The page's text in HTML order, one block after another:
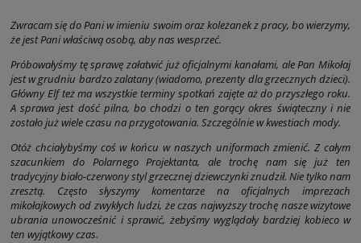
Zwracam się do Pani w imieniu swoim oraz koleżanek z pracy, bo wierzymy,
że jest Pani właściwą osobą, aby nas wesprzeć.
Próbowałyśmy tę sprawę załatwić już oficjalnymi kanałami, ale Pan Mikołaj
jest w grudniu bardzo zalatany (wiadomo, prezenty dla grzecznych dzieci).
Główny Elf też ma wszystkie terminy spotkań zajęte aż do przyszłego roku.
A sprawa jest dość pilna, bo chodzi o ten gorący okres świąteczny i nie
zostało już wiele czasu na przygotowania. Szczególnie w kwestiach mody.
Otóż chciałybyśmy coś w końcu w naszych uniformach zmienić. Z całym
szacunkiem do Polarnego Projektanta, ale trochę nam się już ten
tradycyjny biało-czerwony styl grzecznej dziewczynki znudził. Nie tylko nam
zresztą. Często słyszymy komentarze na oficjalnych imprezach
mikołajkowych od zwykłych ludzi, że czas najwyższy trochę nasze wizytowe
ubrania unowocześnić i sprawić, żebyśmy wyglądały bardziej kobieco w
ten wyjątkowy czas.